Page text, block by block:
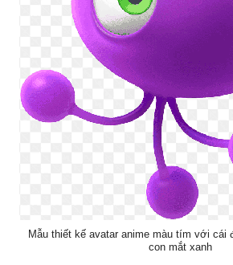
Mẫu thiết kế avatar anime màu tím với cái
con mắt xanh